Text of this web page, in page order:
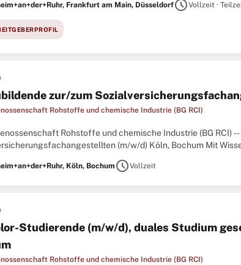
Frankfurt am Main, DüsseldorfscheduleVollzeit ·
zur/zum
Rohstoffe und chemische Industrie (BG RCI)
Rohstoffe und chemische Industrie (BG RCI)
(m/w/d) Köln, Bochum Mit
Köln, Bochum scheduleVollzeit
Studierende (m/w/d), duales Studium
Rohstoffe und chemische Industrie (BG RCI)